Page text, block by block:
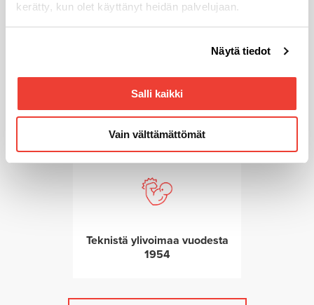
kerätty, kun olet käyttänyt heidän palvelujaan.
linkistä.
Näytä tiedot
Salli kaikki
Vain välttämättömät
Huoltopalvelut takaavat
Teknistä ylivoimaa vuodesta
1954